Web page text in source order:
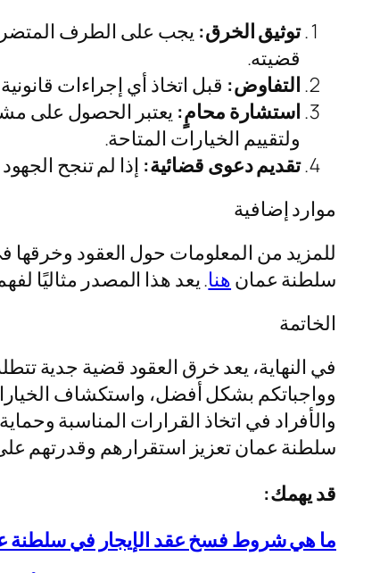
توثيق الخرق: يجب على الطرف المتضرر
قضيته.
التفاوض: قبل اتخاذ أي إجراءات
استشارة محامٍ: يعتبر الحصول على
ولتقييم الخيارات المتاحة.
تقديم دعوى قضائية: إذا لم تنجح
موارد إضافية
للمزيد من المعلومات حول العقود وخرقها
سلطنة عمان هنا. يعد هذا المصدر مثاليًا
الخاتمة
في النهاية، يعد خرق العقود قضية جدية
وواجباتكم بشكل أفضل، واستكشاف
والأفراد في اتخاذ القرارات المناسبة
سلطنة عمان تعزيز استقرارهم وقدرتهم
قد يهمك:
ما هي شروط فسخ عقد الإيجار في سلطنة